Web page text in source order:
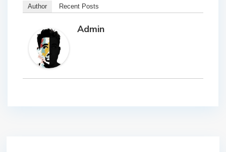
Author Recent Posts
Admin